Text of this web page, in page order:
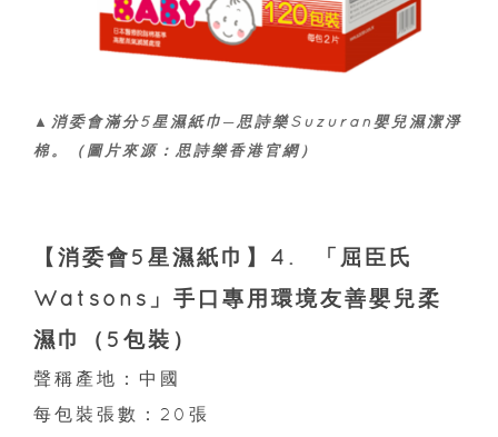
▲消委會滿分5星濕紙巾─思詩樂Suzuran嬰兒濕潔淨
棉。（圖片來源：思詩樂香港官網）
【消委會5星濕紙巾】4. 「屈臣氏
Watsons」手口專用環境友善嬰兒柔
濕巾（5包裝）
聲稱產地：中國
每包裝張數：20張